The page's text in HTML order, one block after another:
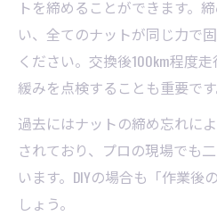
トを締めることができます。
い、全てのナットが同じ力で
ください。交換後100km程度
緩みを点検することも重要です
過去にはナットの締め忘れに
されており、プロの現場でも
います。DIYの場合も「作業後
しょう。